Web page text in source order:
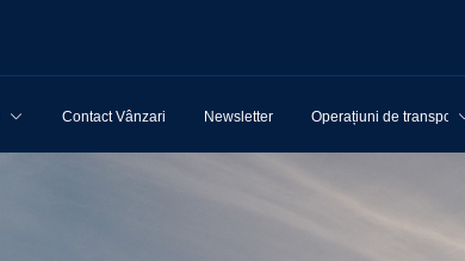
Contact Vânzari Newsletter Operațiuni de transport